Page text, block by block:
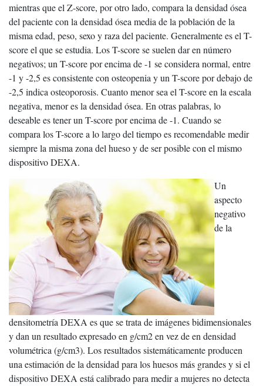
mientras que el Z-score, por otro lado, compara la densidad ósea
del paciente con la densidad ósea media de la población de la
misma edad, peso, sexo y raza del paciente. Generalmente es el T-
score el que se estudia. Los T-score se suelen dar en número
negativos; un T-score por encima de -1 se considera normal, entre
-1 y -2,5 es consistente con osteopenia y un T-score por debajo de
-2,5 indica osteoporosis. Cuanto menor sea el T-score en la escala
negativa, menor es la densidad ósea. En otras palabras, lo
deseable es tener un T-score por encima de -1. Cuando se
compara los T-score a lo largo del tiempo es recomendable medir
siempre la misma zona del hueso y de ser posible con el mismo
dispositivo DEXA.
Un
aspecto
negativo
de la
densitometría DEXA es que se trata de imágenes bidimensionales
y dan un resultado expresado en g/cm2 en vez de en densidad
volumétrica (g/cm3). Los resultados sistemáticamente producen
una estimación de la densidad para los huesos más grandes y si el
dispositivo DEXA está calibrado para medir a mujeres no detecta